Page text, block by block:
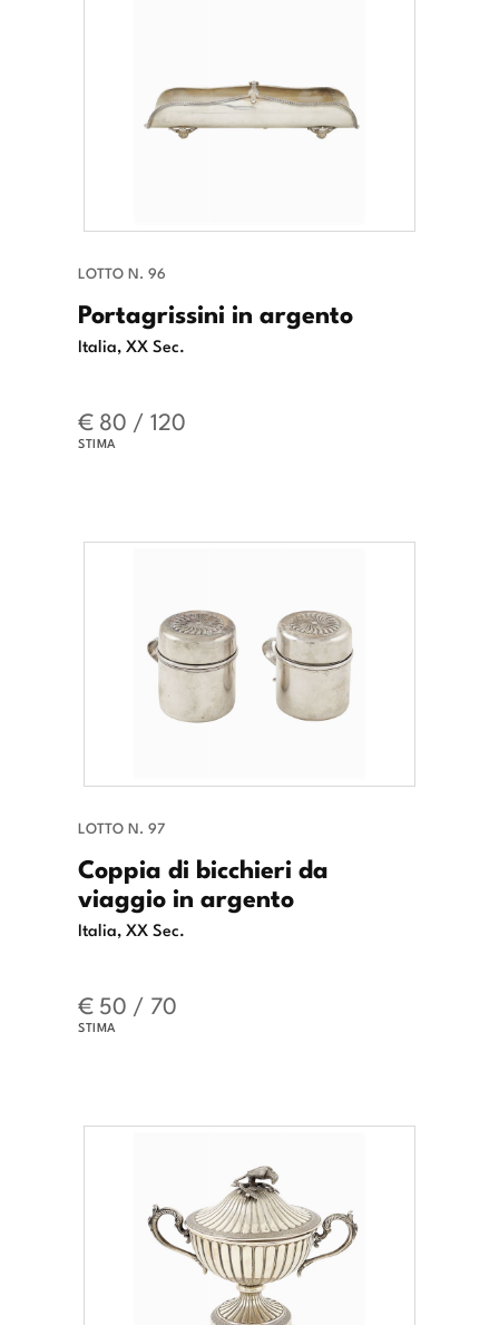
LOTTO N. 96
Portagrissini in argento
Italia, XX Sec.
€ 80 / 120
STIMA
LOTTO N. 97
Coppia di bicchieri da
viaggio in argento
Italia, XX Sec.
€ 50 / 70
STIMA